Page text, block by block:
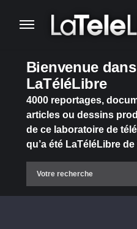
Bienvenue
LaTéléLibre
4000 reportages,
articles ou dessins
de ce laboratoire de
qu’a été LaTéléLibre de